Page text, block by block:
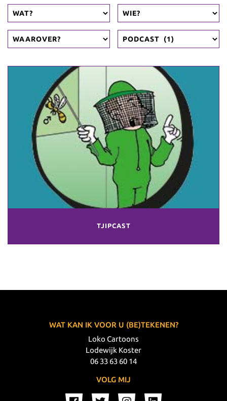
TJIPCAST
WAT KAN IK VOOR U (BE)TEKENEN?
Loko Cartoons
Lodewijk Koster
06 33 63 60 14
VOLG MIJ